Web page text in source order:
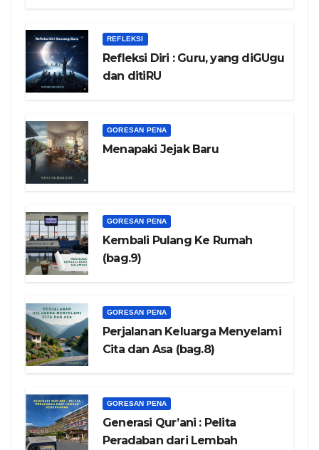
REFLEKSI
Refleksi Diri : Guru, yang diGUgu
dan ditiRU
GORESAN PENA
Menapaki Jejak Baru
GORESAN PENA
Kembali Pulang Ke Rumah
(bag.9)
GORESAN PENA
Perjalanan Keluarga Menyelami
Cita dan Asa (bag.8)
GORESAN PENA
Generasi Qur’ani : Pelita
Peradaban dari Lembah